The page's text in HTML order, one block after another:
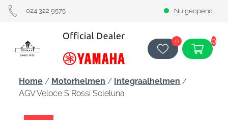
024 322 9575 Nu geopend
0 0
Home / Motorhelmen / Integraalhelmen /
AGV Veloce S Rossi Soleluna